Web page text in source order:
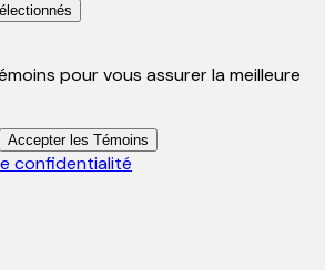
pour vous assurer la meilleure
Accepter les Témoins
confidentialité